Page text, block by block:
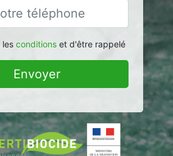
conditionset d'être rappelé
Envoyer